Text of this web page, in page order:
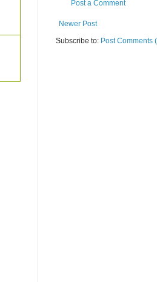
Post a Comment
Newer Post
Subscribe to: Post Comments